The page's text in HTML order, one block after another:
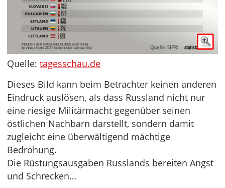
Quelle: tagesschau.de
Dieses Bild kann beim Betrachter keinen anderen
Eindruck auslösen, als dass Russland nicht nur
eine riesige Militärmacht gegenüber seinen
östlichen Nachbarn darstellt, sondern damit
zugleicht eine überwältigend mächtige
Bedrohung.
Die Rüstungsausgaben Russlands bereiten Angst
und Schrecken…